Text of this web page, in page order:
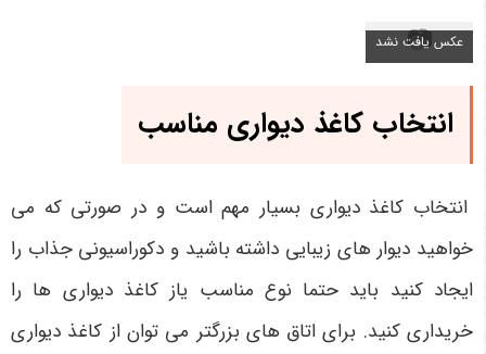
انتخاب کاغذ دیواری مناسب
انتخاب کاغذ دیواری بسیار مهم است و در صورتی که می
خواهید دیوار های زیبایی داشته باشید و دکوراسیونی جذاب را
ایجاد کنید باید حتما نوع مناسب یاز کاغذ دیواری ها را
خریداری کنید. برای اتاق های بزرگتر می توان از کاغذ دیواری